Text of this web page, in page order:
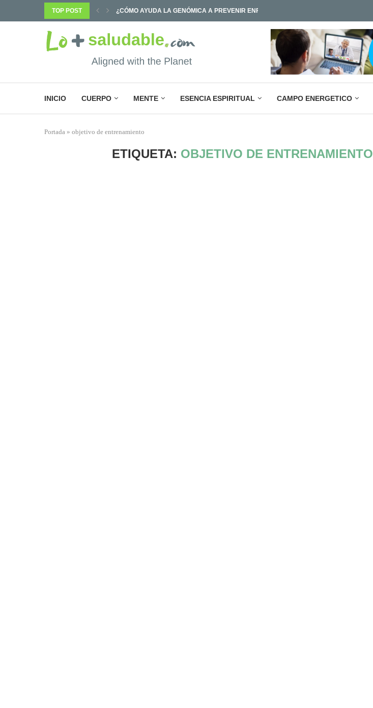
TOP POST ¿CÓMO AYUDA LA GENÓMICA A PREVENIR ENFERMEDADES Y...
INICIO CUERPO MENTE ESENCIA ESPIRITUAL CAMPO ENERGETICO
Portada » objetivo de entrenamiento
ETIQUETA: OBJETIVO DE ENTRENAMIENTO